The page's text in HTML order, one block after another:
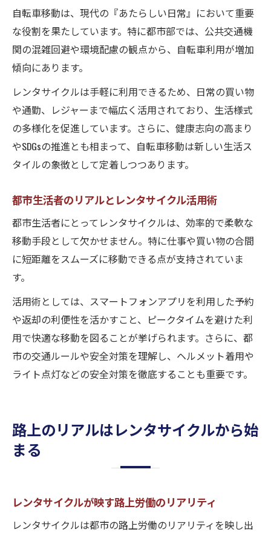
自転車移動は、現代の『あたらしい日常』において重要
な役割を果たしています。特に都市部では、公共交通機
関の混雑回避や環境配慮の観点から、自転車利用が増加
傾向にあります。
レンタサイクルは手軽に利用できるため、日常の買い物
や通勤、レジャーまで幅広く活用されており、生活様式
の多様化を促進しています。さらに、健康志向の高まり
やSDGsの推進とも相まって、自転車移動は新しい生活ス
タイルの象徴として定着しつつあります。
都市生活者のリアルとレンタサイクル活用術
都市生活者にとってレンタサイクルは、効率的で柔軟な
移動手段として欠かせません。特に仕事や買い物の合間
に短距離をスムーズに移動できる点が支持されていま
す。
活用術としては、スマートフォンアプリを利用した予約
や返却の利便性を活かすこと、ピークタイムを避けた利
用で快適な移動を図ることが挙げられます。さらに、都
市の交通ルールや安全対策を理解し、ヘルメット着用や
ライト点灯などの安全対策を徹底することも重要です。
路上のリアルはレンタサイクルから始
まる
レンタサイクルが映す路上労働のリアリティ
レンタサイクルは都市の路上労働のリアリティを映し出